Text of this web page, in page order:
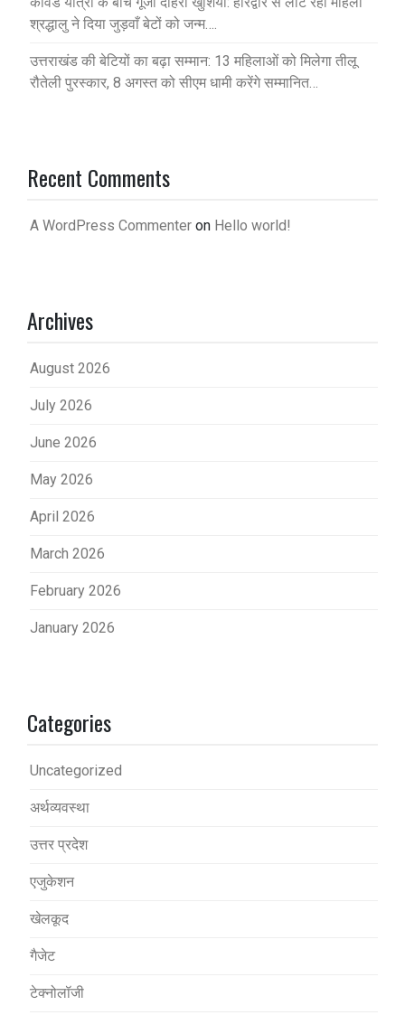
श्रद्धालु ने दिया जुड़वाँ बेटों को जन्म….
उत्तराखंड की बेटियों का बढ़ा सम्मान: 13 महिलाओं को मिलेगा तीलू
रौतेली पुरस्कार, 8 अगस्त को सीएम धामी करेंगे सम्मानित…
Recent Comments
A WordPress Commenter on Hello world!
Archives
August 2026
July 2026
June 2026
May 2026
April 2026
March 2026
February 2026
January 2026
Categories
Uncategorized
अर्थव्यवस्था
उत्तर प्रदेश
एजुकेशन
खेलकूद
गैजेट
टेक्नोलॉजी